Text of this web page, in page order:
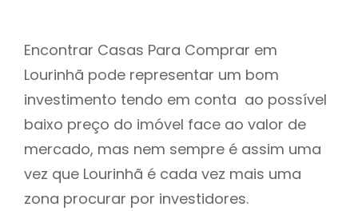
Encontrar Casas Para Comprar em
Lourinhã pode representar um bom
investimento tendo em conta ao possível
baixo preço do imóvel face ao valor de
mercado, mas nem sempre é assim uma
vez que Lourinhã é cada vez mais uma
zona procurar por investidores.